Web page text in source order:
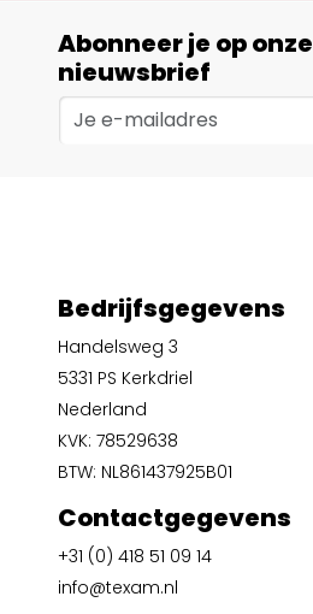
Abonneer je op onze
nieuwsbrief
Bedrijfsgegevens
Handelsweg 3
5331 PS Kerkdriel
Nederland
KVK: 78529638
BTW: NL861437925B01
Contactgegevens
+31 (0) 418 51 09 14
info@texam.nl